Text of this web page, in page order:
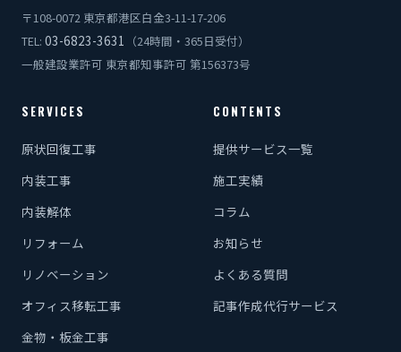
〒108-0072 東京都港区白金3-11-17-206
TEL: 03-6823-3631
（24時間・365日受付）
一般建設業許可 東京都知事許可 第156373号
SERVICES
原状回復工事
内装工事
内装解体
リフォーム
リノベーション
オフィス移転工事
金物・板金工事
CONTENTS
提供サービス一覧
施工実績
コラム
お知らせ
よくある質問
記事作成代行サービス